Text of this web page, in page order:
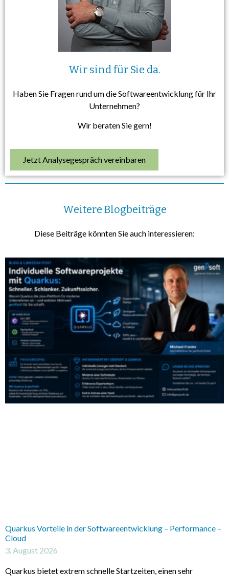
Wir sind für Sie da.
Haben Sie Fragen rund um die Softwareentwicklung für Ihr
Unternehmen?
Wir beraten Sie gern!
Jetzt Analysegespräch vereinbaren
Weitere Blogbeiträge
Diese Beiträge könnten Sie auch interessieren:
Quarkus Vorteile in der Softwareentwicklung – Performance –
Cloud
3. August 2026
Quarkus bietet extrem schnelle Startzeiten, einen sehr